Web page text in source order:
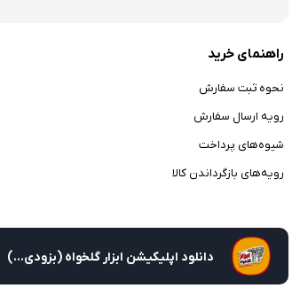
راهنمای خرید
نحوه ثبت سفارش
رویه ارسال سفارش
شیوه‌های پرداخت
رویه‌های بازگرداندن کالا
دانلود اپلیکیشن ابزار گلخواه (بزودی...)